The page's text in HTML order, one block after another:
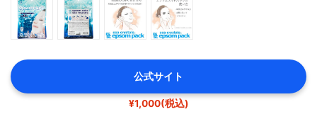
公式サイト
¥1,000(税込)